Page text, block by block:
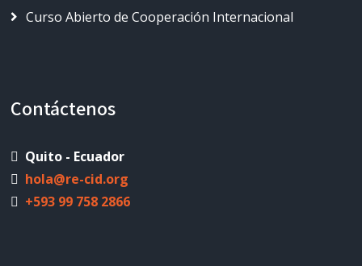
Curso Abierto de Cooperación Internacional
Contáctenos
Quito - Ecuador
hola@re-cid.org
+593 99 758 2866